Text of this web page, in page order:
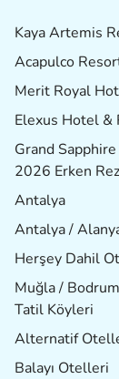
Kaya Artemis
Acapulco
Merit Royal
Elexus Hotel &
Grand Sapphire
2026 Erken
Antalya
Antalya /
Herşey Dahil
Muğla / Bodrum
Tatil Köyleri
Alternatif
Balayı Otelleri